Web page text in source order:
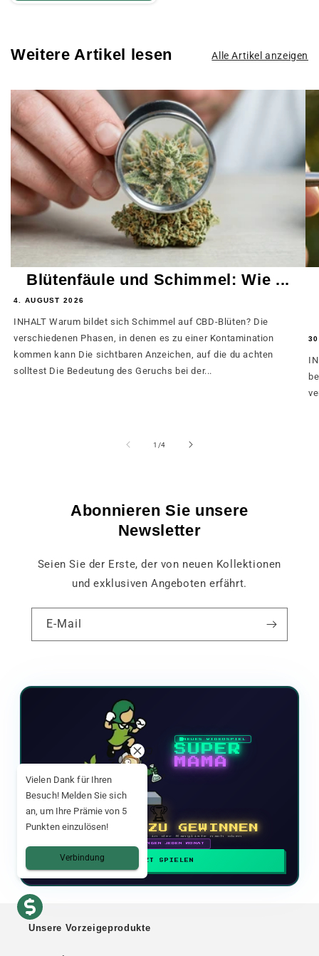
Weitere Artikel lesen Alle Artikel anzeigen
Blütenfäule und Schimmel: Wie ...
4. AUGUST 2026
INHALT Warum bildet sich Schimmel auf CBD-Blüten? Die
verschiedenen Phasen, in denen es zu einer Kontamination
kommen kann Die sichtbaren Anzeichen, auf die du achten
solltest Die Bedeutung des Geruchs bei der...
1 /von
4
Abonnieren Sie unsere
Newsletter
Seien Sie der Erste, der von neuen Kollektionen
und exklusiven Angeboten erfährt.
E-Mail
NEUES VIDEOSPIEL
SUPER
MAMA
🏆
1 KG CBD ZU GEWINNEN
Mach mit und klettere in der Rangliste nach oben
🗓 BELOHNUNGEN JEDEN MONAT
JETZT SPIELEN
Unsere Vorzeigeprodukte
Vielen Dank für Ihren
Besuch! Melden Sie sich
an, um Ihre Prämie von 5
Punkten einzulösen!
Verbindung